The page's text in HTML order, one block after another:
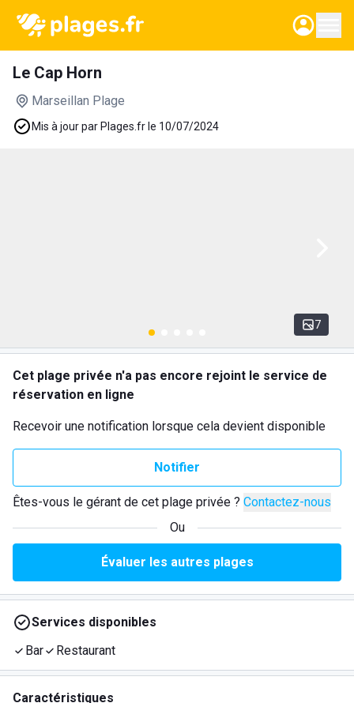
Le Cap Horn
Marseillan Plage
Mis à jour par Plages.fr le 10/07/2024
7
Cet plage privée n'a pas encore rejoint le service de
réservation en ligne
Recevoir une notification lorsque cela devient disponible
Notifier
Êtes-vous le gérant de cet plage privée ? Contactez-nous
Ou
Évaluer les autres plages
Services disponibles
Bar
Restaurant
Caractéristiques